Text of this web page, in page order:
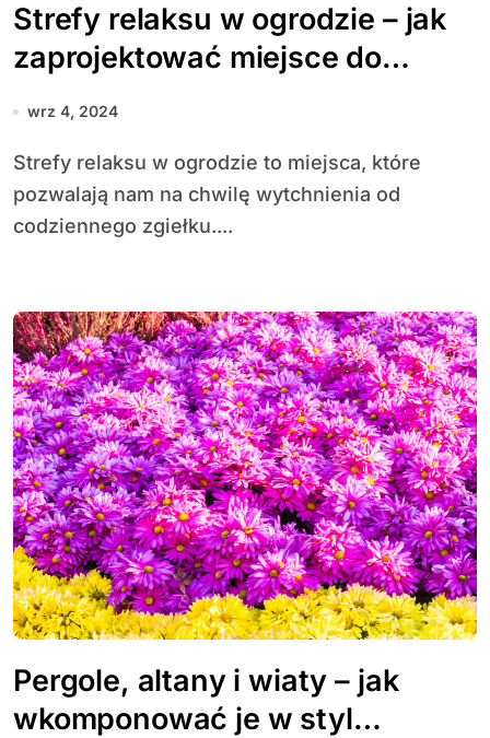
Strefy relaksu w ogrodzie – jak
zaprojektować miejsce do
odpoczynku?
wrz 4, 2024
Strefy relaksu w ogrodzie to miejsca, które
pozwalają nam na chwilę wytchnienia od
codziennego zgiełku....
Pergole, altany i wiaty – jak
wkomponować je w styl